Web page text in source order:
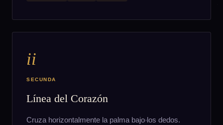
ii
SECUNDA
Línea del Corazón
Cruza horizontalmente la palma bajo los dedos.